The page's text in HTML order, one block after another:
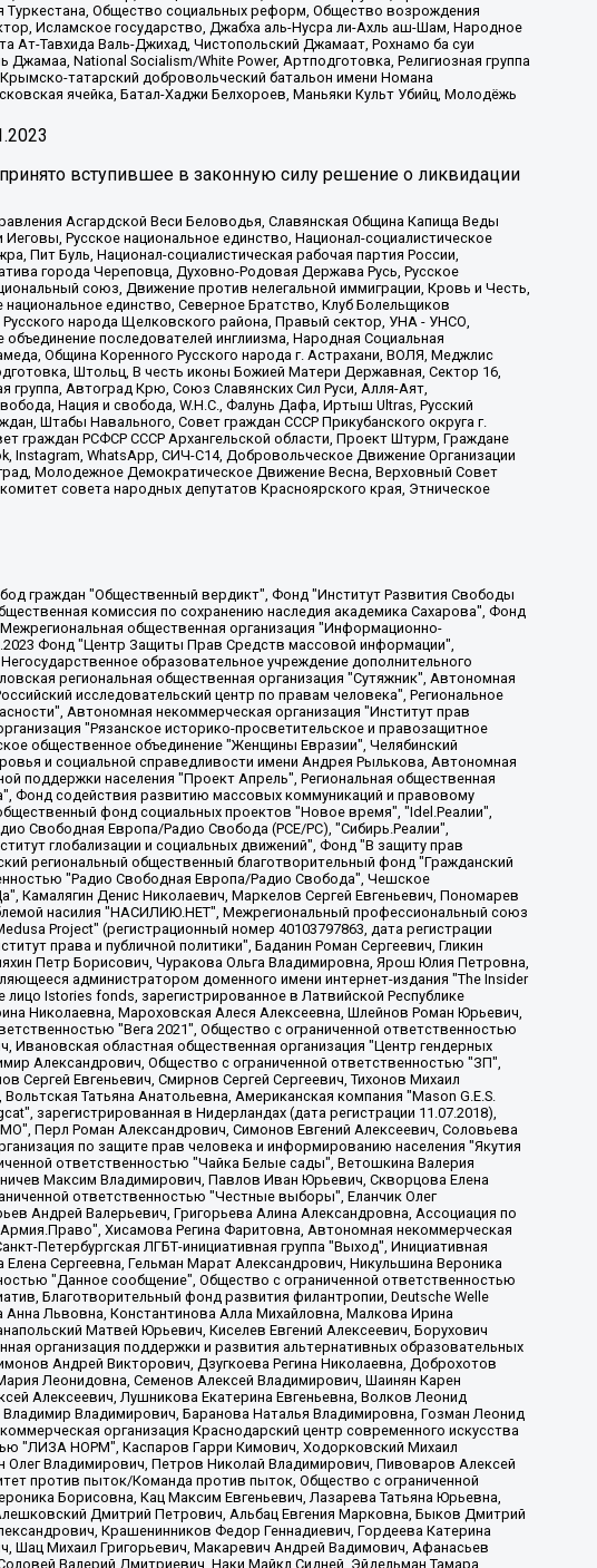
Туркестана, Общество социальных реформ, Общество возрождения
Исламское государство, Джабха аль-Нусра ли-Ахль аш-Шам, Народное
Ат-Тавхида Валь-Джихад, Чистопольский Джамаат, Рохнамо ба суи
National Socialism/White Power, Артподготовка, Религиозная группа
татарский добровольческий батальон имени Номана
ячейка, Батал-Хаджи Белхороев, Маньяки Культ Убийц, Молодёжь
вступившее в законную силу решение о ликвидации
Асгардской Веси Беловодья, Славянская Община Капища Веды
Русское национальное единство, Национал-социалистическое
Пит Буль, Национал-социалистическая рабочая партия России,
города Череповца, Духовно-Родовая Держава Русь, Русское
союз, Движение против нелегальной иммиграции, Кровь и Честь,
единство, Северное Братство, Клуб Болельщиков
народа Щелковского района, Правый сектор, УНА - УНСО,
последователей инглиизма, Народная Социальная
Община Коренного Русского народа г. Астрахани, ВОЛЯ, Меджлис
Штольц, В честь иконы Божией Матери Державная, Сектор 16,
Автоград Крю, Союз Славянских Сил Руси, Алля-Аят,
Нация и свобода, W.H.С., Фалунь Дафа, Иртыш Ultras, Русский
Штабы Навального, Совет граждан СССР Прикубанского округа г.
граждан РСФСР СССР Архангельской области, Проект Штурм, Граждане
Instagram, WhatsApp, СИЧ-С14, Добровольческое Движение Организации
Молодежное Демократическое Движение Весна, Верховный Совет
совета народных депутатов Красноярского края, Этническое
Скворцова Елена Сергеевна, Общество с ограниченной ответственностью "Как бы инагент", Кочетков Игорь Викторович, Общество с ограниченной ответственностью "Честные выборы", Еланчик Олег Александрович, Общество с ограниченной ответственностью "Нобелевский призыв", Гималова Регина Эмилевна, Григорьев Андрей Валерьевич, Григорьева Алина Александровна, Ассоциация по содействию защите прав призывников, альтернативнослужащих и военнослужащих "Правозащитная группа "Гражданин.Армия.Право", Хисамова Регина Фаритовна, Автономная некоммерческая организация по реализации социально-правовых программ "Лилит", Дальневосточное общественное движение "Маяк", Санкт-Петербургская ЛГБТ-инициативная группа "Выход", Инициативная группа ЛГБТ+ "Реверс", Алексеев Андрей Викторович, Бекбулатова Таисия Львовна, Беляев Иван Михайлович, Владыкина Елена Сергеевна, Гельман Марат Александрович, Никульшина Вероника Юрьевна, Толоконникова Надежда Андреевна, Шендерович Виктор Анатольевич, Общество с ограниченной ответственностью "Данное сообщение", Общество с ограниченной ответственностью Издательский дом "Новая глава", Айнбиндер Александра Александровна, Московский комьюнити-центр для ЛГБТ+инициатив, Благотворительный фонд развития филантропии, Deutsche Welle (Германия, Kurt-Schumacher-Strasse 3, 53113 Bonn), Борзунова Мария Михайловна, Воробьев Виктор Викторович, Голубева Анна Львовна, Константинова Алла Михайловна, Малкова Ирина Владимировна, Мурадов Мурад Абдулгалимович, Осетинская Елизавета Николаевна, Понасенков Евгений Николаевич, Ганапольский Матвей Юрьевич, Киселев Евгений Алексеевич, Борухович Ирина Григорьевна, Дремин Иван Тимофеевич, Дубровский Дмитрий Викторович, Красноярская региональная общественная организация поддержки и развития альтернативных образовательных технологий и межкультурных коммуникаций "ИНТЕРРА", Маяковская Екатерина Алексеевна, Фейгин Марк Захарович, Филимонов Андрей Викторович, Дзугкоева Регина Николаевна, Доброхотов Роман Александрович, Дудь Юрий Александрович, Елкин Сергей Владимирович, Кругликов Кирилл Игоревич, Сабунаева Мария Леонидовна, Семенов Алексей Владимирович, Шаинян Карен Багратович, Шульман Екатерина Михайловна, Асафьев Артур Валерьевич, Вахштайн Виктор Семенович, Венедиктов Алексей Алексеевич, Лушникова Екатерина Евгеньевна, Волков Леонид Михайлович, Невзоров Александр Глебович, Пархоменко Сергей Борисович, Сироткин Ярослав Николаевич, Кара-Мурза Владимир Владимирович, Баранова Наталья Владимировна, Гозман Леонид Яковлевич, Кагарлицкий Борис Юльевич, Климарев Михаил Валерьевич, Милов Владимир Станиславович, Автономная некоммерческая организация Краснодарский центр современного искусства "Типография", Моргенштерн Алишер Тагирович, Соболь Любовь Эдуардовна, Общество с ограниченной ответственностью "ЛИЗА НОРМ", Каспаров Гарри Кимович, Ходорковский Михаил Борисович, Общество с ограниченной ответственностью "Апрельские тезисы", Данилович Ирина Брониславовна, Кашин Олег Владимирович, Петров Николай Владимирович, Пивоваров Алексей Владимирович, Соколов Михаил Владимирович, Цветкова Юлия Владимировна, Чичваркин Евгений Александрович, Комитет против пыток/Команда против пыток, Общество с ограниченной ответственностью "Первый научный", Общество с ограниченной ответственностью "Вертолет и ко", Белоцерковская Вероника Борисовна, Кац Максим Евгеньевич, Лазарева Татьяна Юрьевна, Шаведдинов Руслан Табризович, Яшин Илья Валерьевич, Общество с ограниченной ответственностью "Иноагент ААВ", Алешковский Дмитрий Петрович, Альбац Евгения Марковна, Быков Дмитрий Львович, Галямина Юлия Евгеньевна, Лойко Сергей Леонидович, Мартынов Кирилл Константинович, Медведев Сергей Александрович, Крашенинников Федор Геннадиевич, Гордеева Катерина Вл